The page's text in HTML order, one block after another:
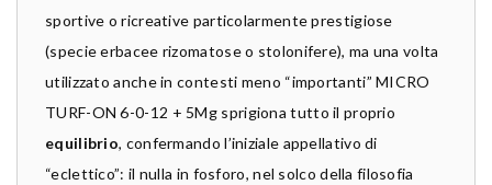
sportive o ricreative particolarmente prestigiose
(specie erbacee rizomatose o stolonifere), ma una volta
utilizzato anche in contesti meno “importanti” MICRO
TURF-ON 6-0-12 + 5Mg sprigiona tutto il proprio
equilibrio, confermando l’iniziale appellativo di
“eclettico”: il nulla in fosforo, nel solco della filosofia